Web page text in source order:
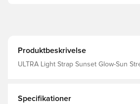
Produktbeskrivelse
ULTRA Light Strap Sunset Glow-Sun
Specifikationer